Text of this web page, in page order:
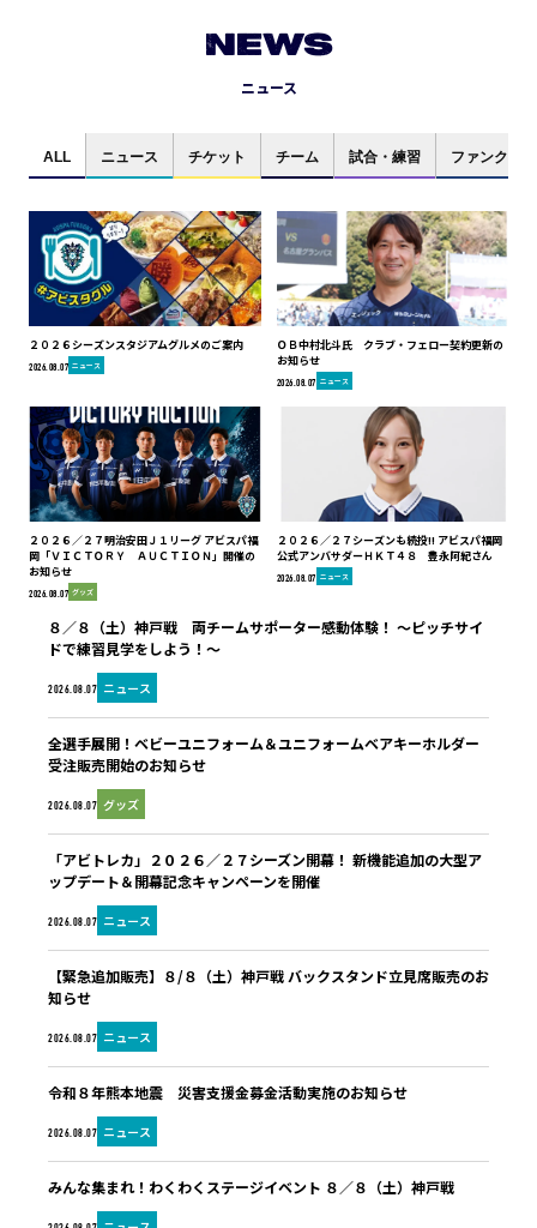
NEWS
ニュース
ALL ニュース チケット チーム 試合・練習 ファンクラブ
２０２６シーズンスタジアムグルメのご案内
2026.08.07 ニュース
ＯＢ中村北斗氏 クラブ・フェロー契約更新の
お知らせ
2026.08.07 ニュース
２０２６／２７明治安田Ｊ１リーグ アビスパ福
岡「ＶＩＣＴＯＲＹ ＡＵＣＴＩＯＮ」開催の
お知らせ
2026.08.07 グッズ
２０２６／２７シーズンも続投!! アビスパ福岡
公式アンバサダーＨＫＴ４８ 豊永阿紀さん
2026.08.07 ニュース
2026.08.07 ニュース
８／８（土）神戸戦 両チームサポーター感動体験！ ～ピッチサイ
ドで練習見学をしよう！～
2026.08.07 グッズ
全選手展開！ベビーユニフォーム＆ユニフォームベアキーホルダー
受注販売開始のお知らせ
2026.08.07 ニュース
「アビトレカ」２０２６／２７シーズン開幕！ 新機能追加の大型ア
ップデート＆開幕記念キャンペーンを開催
2026.08.07 ニュース
【緊急追加販売】８/８（土）神戸戦 バックスタンド立見席販売のお
知らせ
2026.08.07 ニュース
令和８年熊本地震 災害支援金募金活動実施のお知らせ
みんな集まれ！わくわくステージイベント ８／８（土）神戸戦